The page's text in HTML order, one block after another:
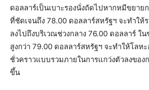
ดอลลาร์เป็นเบาะรองนั่งถัดไปหากหมีขยาย
ที่ชัดเจนถึง 78.00 ดอลลาร์สหรัฐฯ จะทำให้
ลงไปถึงบริเวณช่วงกลาง 76.00 ดอลลาร์ ใ
สูงกว่า 79.00 ดอลลาร์สหรัฐฯ จะทำให้โลห
ชั่วคราวแบบรวมภายในการแกว่งตัวลงของ
ขึ้น